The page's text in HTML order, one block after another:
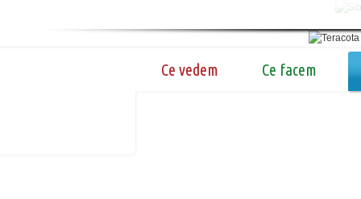
Ce vedem Ce facem